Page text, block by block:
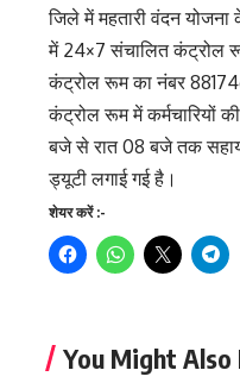
जिले में महतारी वंदन योजना
में 24×7 संचालित कंट्रोल
कंट्रोल रूम का नंबर
कंट्रोल रूम में कर्मचारियों
बजे से रात 08 बजे तक
ड्यूटी लगाई गई है।
शेयर करें :-
You Might Also